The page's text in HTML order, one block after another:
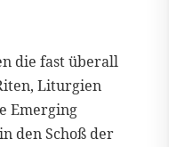
die fast überall
Liturgien
Emerging
den Schoß der